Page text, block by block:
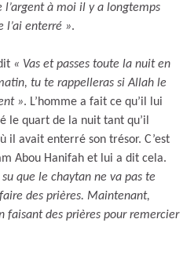
l’argent à moi il y a longtemps
l’ai enterré ».
« Vas et passes toute la nuit en
tu te rappelleras si Allah le
». L’homme a fait ce qu’il lui
le quart de la nuit tant qu’il
il avait enterré son trésor. C’est
Abou Hanifah et lui a dit cela.
su que le chaytan ne va pas te
des prières. Maintenant,
faisant des prières pour remercier